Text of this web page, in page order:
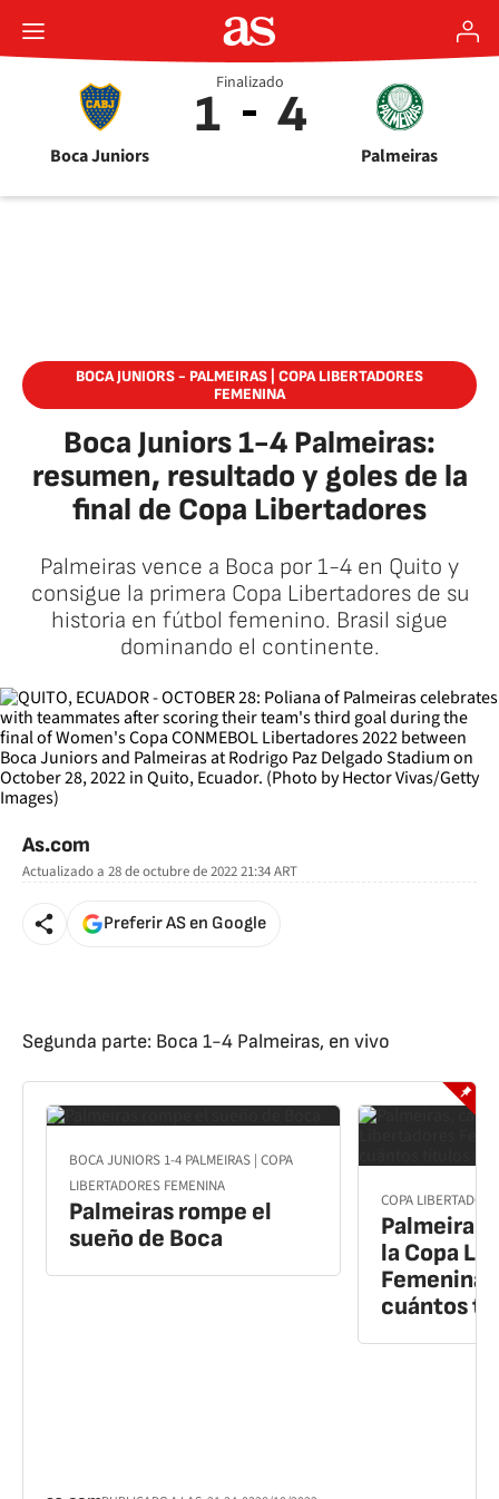
Boca Juniors
1
Palmeiras
4
Finalizado
BOCA JUNIORS - PALMEIRAS | COPA LIBERTADORES
FEMENINA
Boca Juniors 1-4 Palmeiras:
resumen, resultado y goles de la
final de Copa Libertadores
Palmeiras vence a Boca por 1-4 en Quito y
consigue la primera Copa Libertadores de su
historia en fútbol femenino. Brasil sigue
dominando el continente.
As.com
Actualizado a 28 de octubre de 2022 21:34ART
Preferir AS en Google
Segunda parte: Boca 1-4 Palmeiras, en vivo
BOCA JUNIORS 1-4 PALMEIRAS | COPA
LIBERTADORES FEMENINA
Palmeiras rompe el
sueño de Boca
COPA
la Copa
cuántos